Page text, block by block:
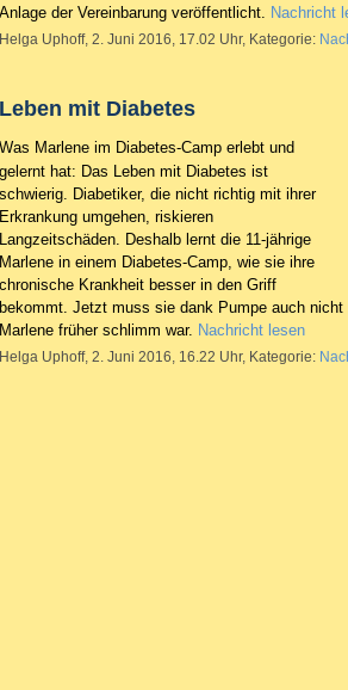
Anlage der Vereinbarung veröffentlicht. Nachricht
Helga Uphoff, 2. Juni 2016, 17.02 Uhr, Kategorie:
Leben mit Diabetes
Was Marlene im Diabetes-Camp erlebt und
gelernt hat: Das Leben mit Diabetes ist
schwierig. Diabetiker, die nicht richtig mit ihrer
Erkrankung umgehen, riskieren
Langzeitschäden. Deshalb lernt die 11-jährige
Marlene in einem Diabetes-Camp, wie sie ihre
chronische Krankheit besser in den Griff
bekommt. Jetzt muss sie dank Pumpe auch
Marlene früher schlimm war. Nachricht lesen
Helga Uphoff, 2. Juni 2016, 16.22 Uhr, Kategorie: